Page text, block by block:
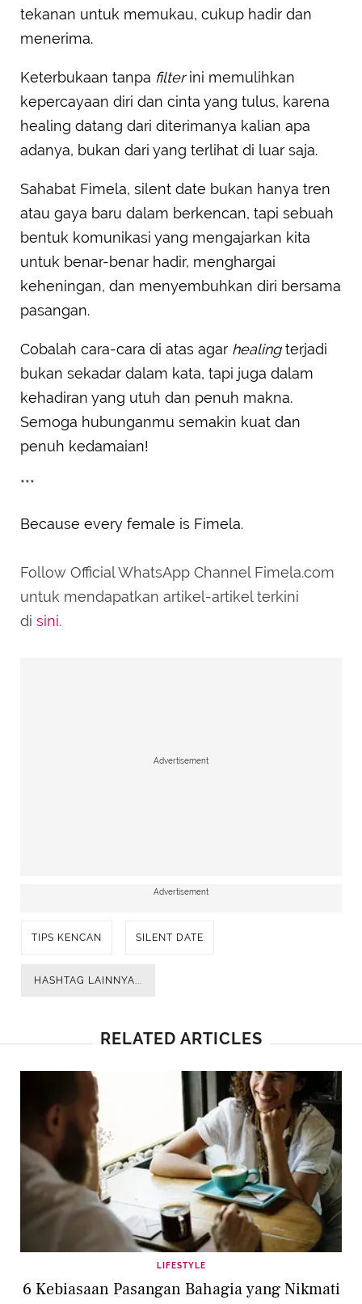
tekanan untuk memukau, cukup hadir dan
menerima.
Keterbukaan tanpa filterini memulihkan
kepercayaan diri dan cinta yang tulus, karena
healing datang dari diterimanya kalian apa
adanya, bukan dari yang terlihat di luar saja.
Sahabat Fimela, silent date bukan hanya tren
atau gaya baru dalam berkencan, tapi sebuah
bentuk komunikasi yang mengajarkan kita
untuk benar-benar hadir, menghargai
keheningan, dan menyembuhkan diri bersama
pasangan.
Cobalah cara-cara di atas agar healingterjadi
bukan sekadar dalam kata, tapi juga dalam
kehadiran yang utuh dan penuh makna.
Semoga hubunganmu semakin kuat dan
penuh kedamaian!
***
Because every female is Fimela.
Follow Official WhatsApp Channel Fimela.com
untuk mendapatkan artikel-artikel terkini
di sini.
Advertisement
Advertisement
TIPS KENCAN SILENT DATE
HASHTAG LAINNYA...
RELATED ARTICLES
LIFESTYLE
6 Kebiasaan Pasangan Bahagia yang Nikmati